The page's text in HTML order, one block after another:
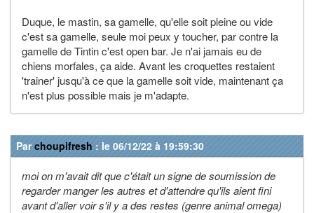
Duque, le mastin, sa gamelle, qu'elle soit pleine ou vide
c'est sa gamelle, seule moi peux y toucher, par contre la
gamelle de Tintin c'est open bar. Je n'ai jamais eu de
chiens morfales, ça aide. Avant les croquettes restaient
'trainer' jusqu'à ce que la gamelle soit vide, maintenant ça
n'est plus possible mais je m'adapte.
Parchoupifresh : le 06/12/22 à 19:59:30
moi on m'avait dit que c'était un signe de soumission de
regarder manger les autres et d'attendre qu'ils aient fini
avant d'aller voir s'il y a des restes (genre animal omega)